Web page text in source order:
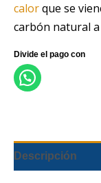
calorque se
carbón natural
Descripción